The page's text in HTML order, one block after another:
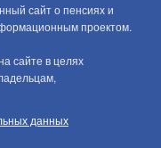
сайт о пенсиях и
проектом.
сайте в целях
данных